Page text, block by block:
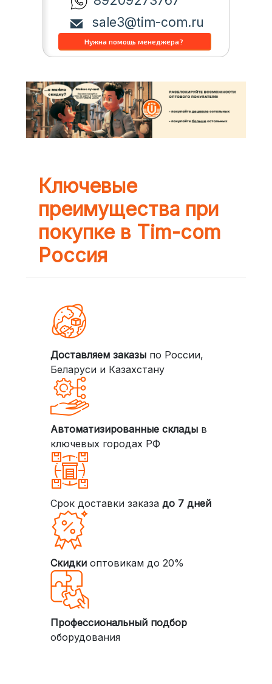
sale3@tim-com.ru
Ключевые
преимущества при
покупке в Tim-com
Россия
Доставляем заказыпо России,
Беларуси и Казахстану
Автоматизированные складыв
ключевых городах РФ
Срок доставки заказа до 7 дней
Скидкиоптовикам до 20%
Профессиональный подбор
оборудования